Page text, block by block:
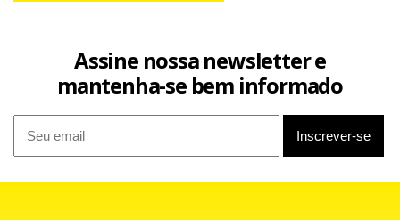
Assine nossa newsletter e
mantenha-se bem informado